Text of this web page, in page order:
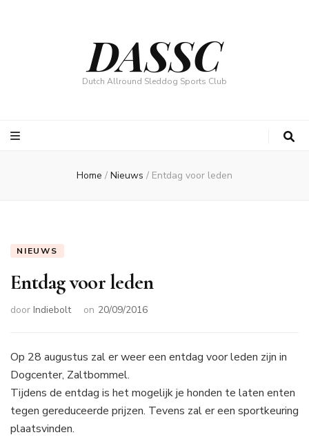
DASSC
Dutch Allround Sleddog Sports Club
Home / Nieuws / Entdag voor leden
NIEUWS
Entdag voor leden
door Indiebolt on 20/09/2016
Op 28 augustus zal er weer een entdag voor leden zijn in
Dogcenter, Zaltbommel.
Tijdens de entdag is het mogelijk je honden te laten enten
tegen gereduceerde prijzen. Tevens zal er een sportkeuring
plaatsvinden.